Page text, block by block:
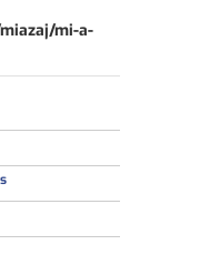
s
é
mi-a-